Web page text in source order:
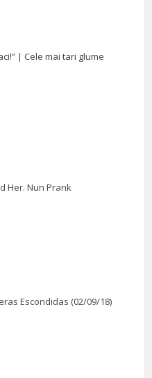
| Cele mai tari glume
Her. Nun Prank
Escondidas (02/09/18)